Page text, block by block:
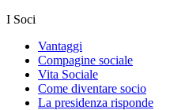
I Soci
Vantaggi
Compagine sociale
Vita Sociale
Come diventare socio
La presidenza risponde